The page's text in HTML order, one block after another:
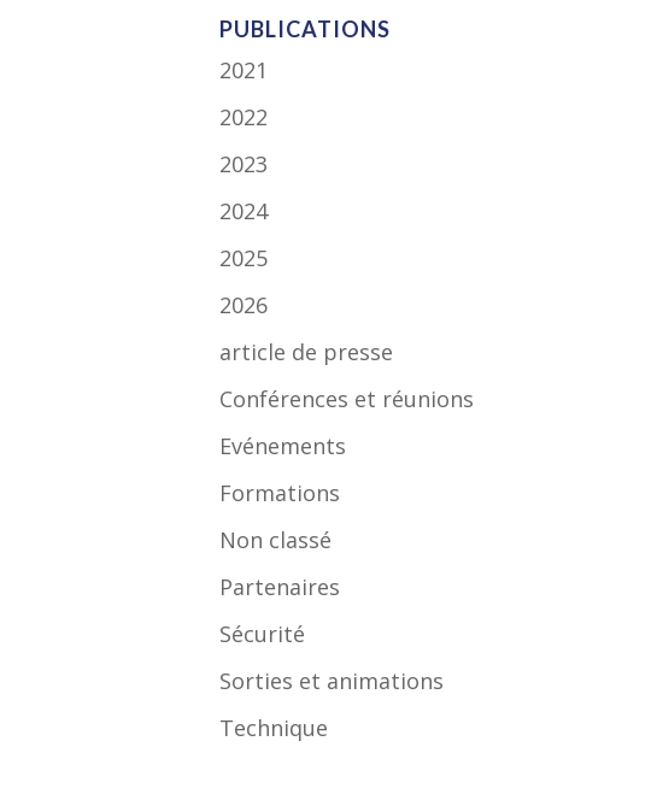
PUBLICATIONS
2021
2022
2023
2024
2025
2026
article de presse
Conférences et réunions
Evénements
Formations
Non classé
Partenaires
Sécurité
Sorties et animations
Technique